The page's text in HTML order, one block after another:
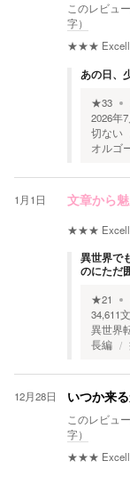
このレビュ
字）
★★★
あの日、
★33
2026年
切ない
オルゴ
1月1日 文章から
★★★
異世界で
のにただ
★21
34,611
異世界
長編
12月28日 いつか来
このレビュ
字）
★★★